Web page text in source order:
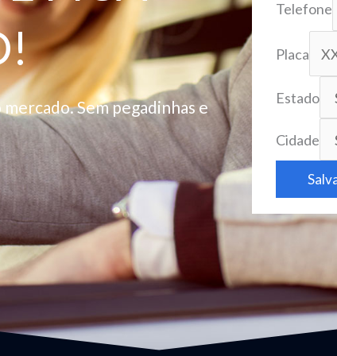
Sem pegadinhas e
Telefone
Placa
Estado
Cidade